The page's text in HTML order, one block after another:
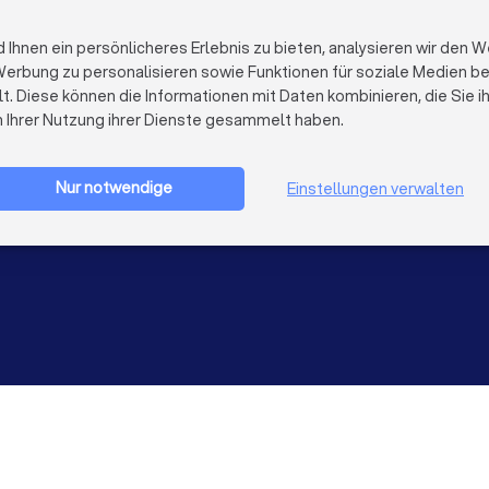
Firmenprofil löschen
Trustlocal Top Pro
Erfahrungen
Impulse
Über
Arbeiten bei
Kontakt
Datenschutz
Sitemap
ein persönlicheres Erlebnis zu bieten, analysieren wir den
zu personalisieren sowie Funktionen für soziale Medien
Diese können die Informationen mit Daten kombinieren, die Sie
Nutzung ihrer Dienste gesammelt haben.
Nur notwendige Einstellungen verwalten